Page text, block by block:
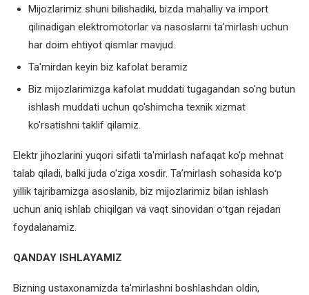
bo'yicha
maslahat
Elektromotor
ta'mirlash
va
tiklash
Elektromotor
o'rashini
qayta
o'rash
podshipniklarini
Mijozlarimiz shuni bilishadiki, bizda mahalliy va import
qilinadigan elektromotorlar va nasoslarni ta'mirlash uchun
har doim ehtiyot qismlar mavjud.
Ta'mirdan keyin biz kafolat beramiz
Biz mijozlarimizga kafolat muddati tugagandan so'ng butun
ishlash muddati uchun qo'shimcha texnik xizmat
ko'rsatishni taklif qilamiz.
Elektr jihozlarini yuqori sifatli ta'mirlash nafaqat ko'p mehnat
talab qiladi, balki juda o'ziga xosdir. Taʼmirlash sohasida koʻp
yillik tajribamizga asoslanib, biz mijozlarimiz bilan ishlash
uchun aniq ishlab chiqilgan va vaqt sinovidan oʻtgan rejadan
foydalanamiz.
QANDAY ISHLAYAMIZ
Bizning ustaxonamizda ta'mirlashni boshlashdan oldin,